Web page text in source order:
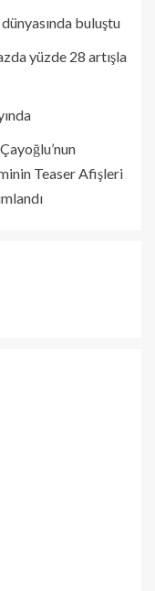
buluştu
yüzde 28 artışla
Teaser Afişleri